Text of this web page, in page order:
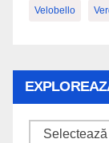
Velobello
Explorează